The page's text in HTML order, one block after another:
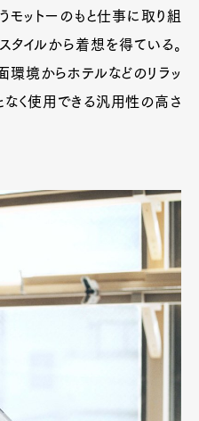
モットーのもと仕事に取り組
イルから着想を得ている。
環境からホテルなどのリラッ
なく使用できる汎用性の高さ